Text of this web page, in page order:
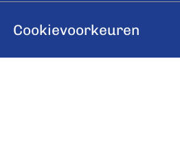
Cookievoorkeuren